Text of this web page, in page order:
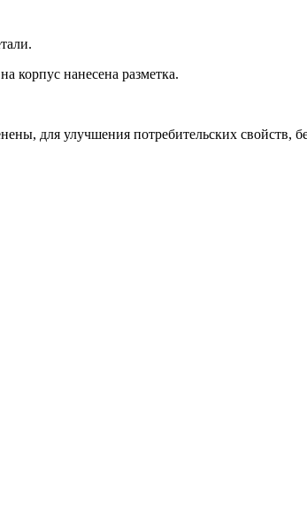
корпус нанесена разметка.
для улучшения потребительских свойств,